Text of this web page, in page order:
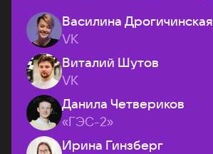
Василина Дрогичинская
VK
Виталий Шутов
VK
Данила Четвериков
«ГЭС-2»
Ирина Гинзберг